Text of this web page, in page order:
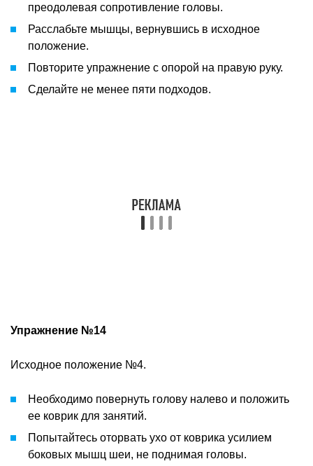
преодолевая сопротивление головы.
Расслабьте мышцы, вернувшись в исходное
положение.
Повторите упражнение с опорой на правую руку.
Сделайте не менее пяти подходов.
Упражнение №14
Исходное положение №4.
Необходимо повернуть голову налево и положить
ее коврик для занятий.
Попытайтесь оторвать ухо от коврика усилием
боковых мышц шеи, не поднимая головы.